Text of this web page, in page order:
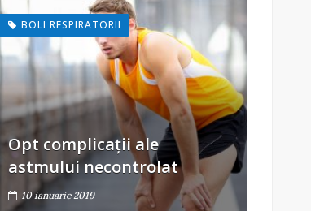
BOLI RESPIRATORII
Opt complicații ale
astmului necontrolat
10 ianuarie 2019